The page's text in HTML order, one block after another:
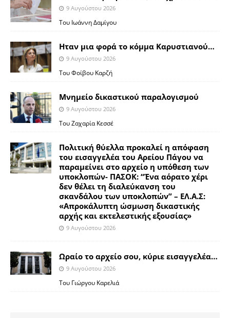
9 Αυγούστου 2026
Toυ Ιωάννη Δαμίγου
Ηταν μια φορά το κόμμα Καρυστιανού…
9 Αυγούστου 2026
Του Φοίβου Καρζή
Μνημείο δικαστικού παραλογισμού
9 Αυγούστου 2026
Του Ζαχαρία Κεσσέ
Πολιτική θύελλα προκαλεί η απόφαση
του εισαγγελέα του Αρείου Πάγου να
παραμείνει στο αρχείο η υπόθεση των
υποκλοπών- ΠΑΣΟΚ: “Ένα αόρατο χέρι
δεν θέλει τη διαλεύκανση του
σκανδάλου των υποκλοπών” – ΕΛ.Α.Σ:
«Απροκάλυπτη ώσμωση δικαστικής
αρχής και εκτελεστικής εξουσίας»
9 Αυγούστου 2026
Ωραίο το αρχείο σου, κύριε εισαγγελέα…
9 Αυγούστου 2026
Του Γιώργου Καρελιά